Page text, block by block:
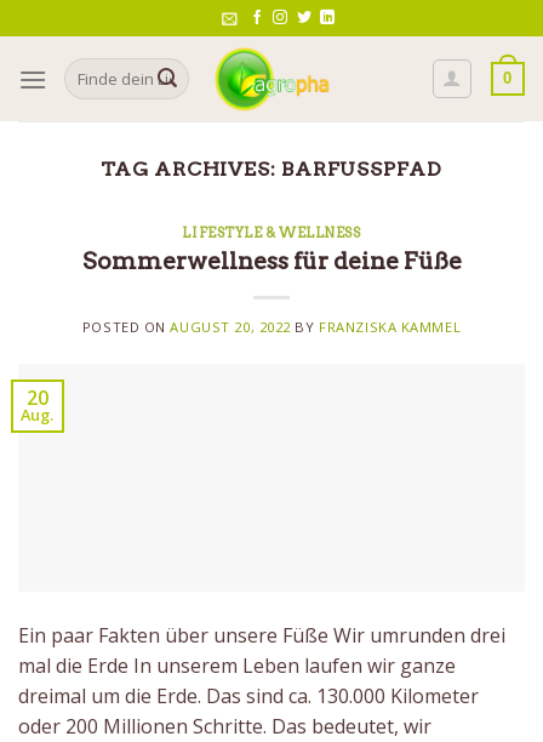
to
contentSearch
for:
0
TAG ARCHIVES: BARFUSSPFAD
LIFESTYLE & WELLNESS
Sommerwellness für deine Füße
POSTED ONAUGUST 20, 2022 BY FRANZISKA KAMMEL
20
Aug.
Ein paar Fakten über unsere Füße Wir umrunden drei
mal die Erde In unserem Leben laufen wir ganze
dreimal um die Erde. Das sind ca. 130.000 Kilometer
oder 200 Millionen Schritte. Das bedeutet, wir